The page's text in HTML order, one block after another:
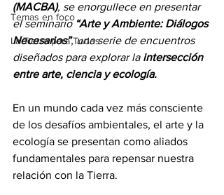
Temas en foco
La Tierra para Todos
(MACBA), se enorgullece en presentar
el seminario “Arte y Ambiente: Diálogos
Necesarios”, una serie de encuentros
diseñados para explorar la intersección
entre arte, ciencia y ecología.
En un mundo cada vez más consciente
de los desafíos ambientales, el arte y la
ecología se presentan como aliados
fundamentales para repensar nuestra
relación con la Tierra.